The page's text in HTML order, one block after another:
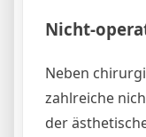
Nicht-
Neben
zahlreiche
der